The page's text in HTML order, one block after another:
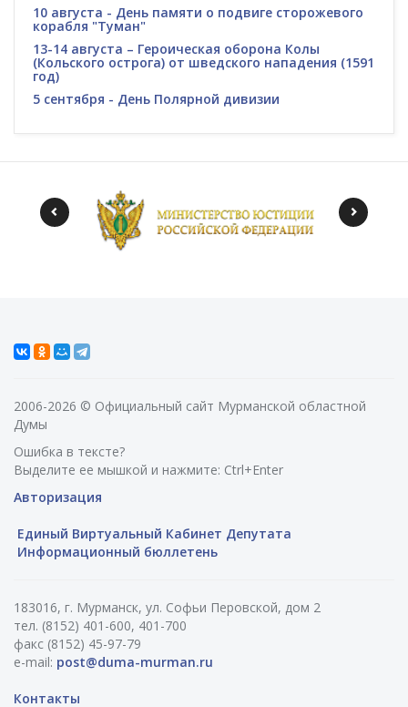
10 августа - День памяти о подвиге сторожевого
корабля "Туман"
13-14 августа – Героическая оборона Колы
(Кольского острога) от шведского нападения (1591
год)
5 сентября - День Полярной дивизии
2006-2026 © Официальный сайт Мурманской областной
Думы
Ошибка в тексте?
Выделите ее мышкой и нажмите: Ctrl+Enter
Авторизация
Единый Виртуальный Кабинет Депутата
Информационный бюллетень
183016, г. Мурманск, ул. Софьи Перовской, дом 2
тел. (8152) 401-600, 401-700
факс (8152) 45-97-79
e-mail: post@duma-murman.ru
Контакты